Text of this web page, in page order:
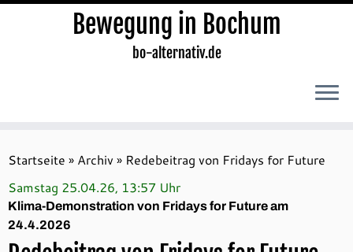
Inhalt
springen
Bewegung in Bochum
bo-alternativ.de
Startseite » Archiv » Redebeitrag von Fridays for Future
Samstag 25.04.26, 13:57 Uhr
Klima-Demonstration von Fridays for Future am
24.4.2026